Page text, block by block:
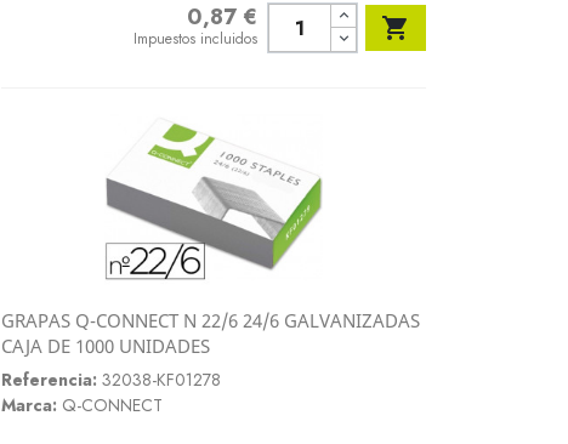
0,87 €
Impuestos incluidos 
Vista rápida
GRAPAS Q-CONNECT N 22/6 24/6 GALVANIZADAS
CAJA DE 1000 UNIDADES
Referencia: 32038-KF01278
Marca: Q-CONNECT